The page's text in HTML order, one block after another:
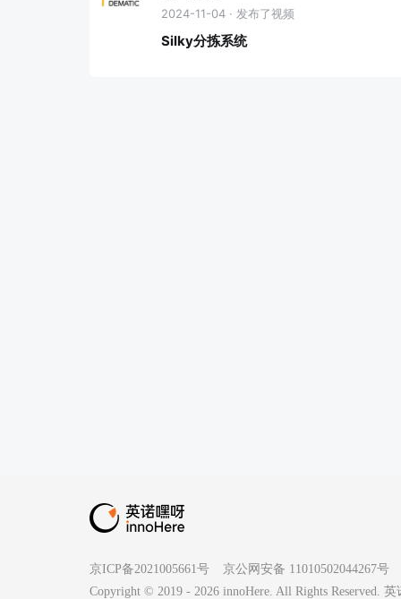
2024-11-04 · 发布了视频
Silky分拣系统
京ICP备2021005661号
京公网安备 11010502044267号
Copyright © 2019 - 2026 innoHere. All Rights Reserved.